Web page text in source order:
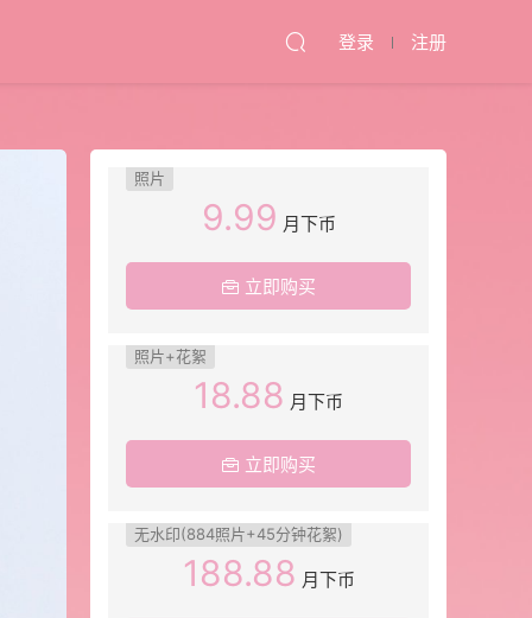
登录 注册
照片
9.99 月下币
立即购买
照片+花絮
18.88 月下币
立即购买
无水印(884照片+45分钟花絮)
188.88 月下币